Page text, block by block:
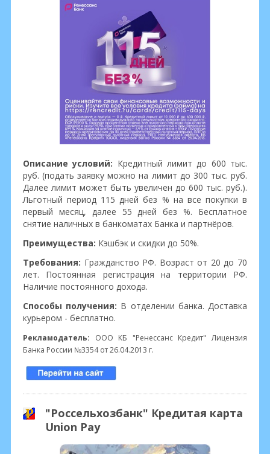
Описание условий: Кредитный лимит до 600 тыс.
руб. (подать заявку можно на лимит до 300 тыс. руб.
Далее лимит может быть увеличен до 600 тыс. руб.).
Льготный период 115 дней без % на все покупки в
первый месяц, далее 55 дней без %. Бесплатное
снятие наличных в банкоматах Банка и партнёров.
Преимущества: Кэшбэк и скидки до 50%.
Требования: Гражданство РФ. Возраст от 20 до 70
лет. Постоянная регистрация на территории РФ.
Наличие постоянного дохода.
Способы получения: В отделении банка. Доставка
курьером - бесплатно.
Рекламодатель: ООО КБ "Ренессанс Кредит" Лицензия
Банка России №3354 от 26.04.2013 г.
"Россельхозбанк" Кредитая карта
Union Pay